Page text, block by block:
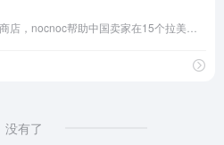
没有了